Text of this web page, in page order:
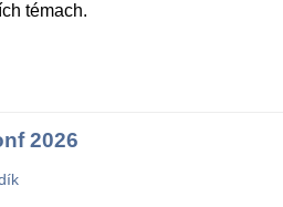
témach.
2026